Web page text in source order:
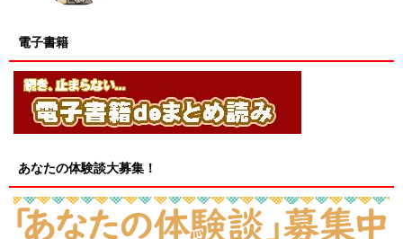
電子書籍
あなたの体験談大募集！